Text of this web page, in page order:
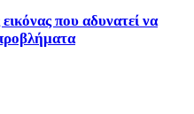
που αδυνατεί να